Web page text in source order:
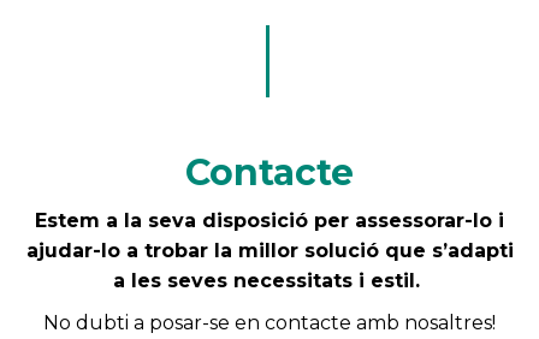
Contacte
Estem a la seva disposició per assessorar-lo i
ajudar-lo a trobar la millor solució que s’adapti
a les seves necessitats i estil.
No dubti a posar-se en contacte amb nosaltres!